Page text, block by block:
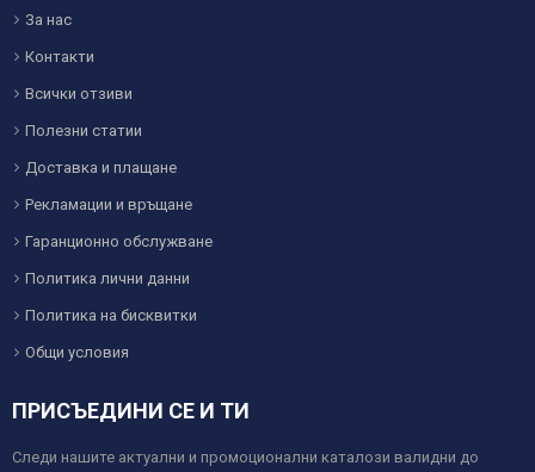
За нас
Контакти
Всички отзиви
Полезни статии
Доставка и плащане
Рекламации и връщане
Гаранционно обслужване
Политика лични данни
Политика на бисквитки
Общи условия
ПРИСЪЕДИНИ СЕ И ТИ
Следи нашите актуални и промоционални каталози валидни до